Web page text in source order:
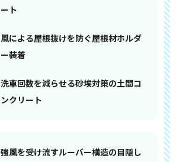
ート
風による屋根抜けを防ぐ屋根材ホルダ
ー装着
洗車回数を減らせる砂埃対策の土間コ
ンクリート
強風を受け流すルーバー構造の目隠し